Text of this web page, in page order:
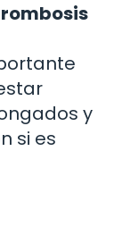
y
si es